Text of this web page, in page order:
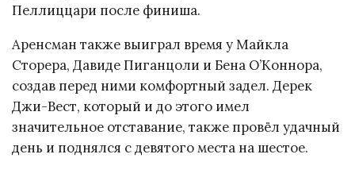
Пеллиццари после финиша.
Аренсман также выиграл время у Майкла
Сторера, Давиде Пиганцоли и Бена О’Коннора,
создав перед ними комфортный задел. Дерек
Джи-Вест, который и до этого имел
значительное отставание, также провёл удачный
день и поднялся с девятого места на шестое.